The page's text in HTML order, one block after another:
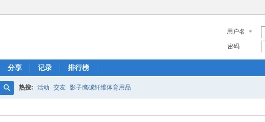
用户名
密码
分享 记录 排行榜
索
热搜: 活动 交友 影子鹰碳纤维体育用品